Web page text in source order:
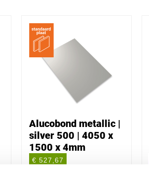
Alucobond metallic |
silver 500 | 4050 x
1500 x 4mm
€ 527,67